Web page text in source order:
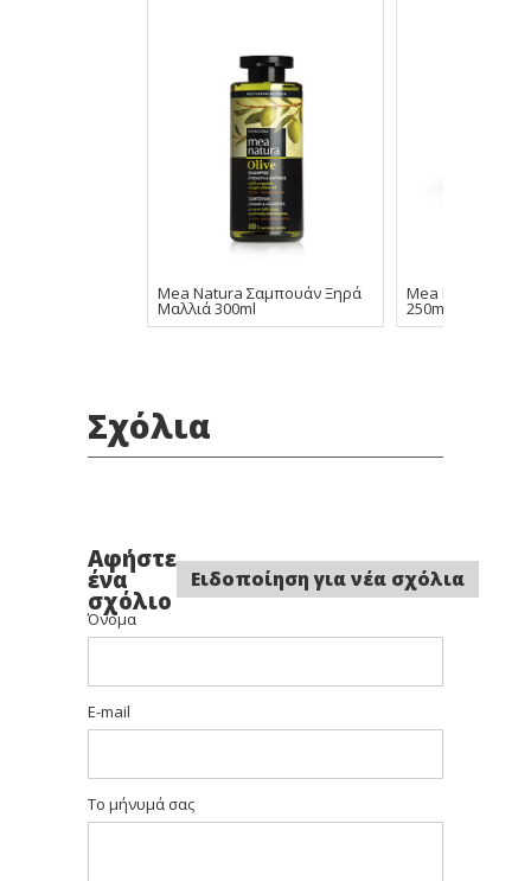
Mea Natura Σαμπουάν Ξηρά
Μαλλιά 300ml
Mea Natura
250ml
Σχόλια
Αφήστε
ένα
σχόλιο
Ειδοποίηση για νέα σχόλια
Όνομα
E-mail
Το μήνυμά σας